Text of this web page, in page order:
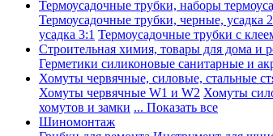
Термоусадочные трубки, наборы
Термоусадочные трубки, черные, усадка
усадка 3:1 Термоусадочные трубки с
Строительная химия, товары для дома и
Герметики силиконовые санитарные и
Хомуты червячные, силовые, стальные
Хомуты червячные W1 и W2 Хомуты
хомутов и замки ... Показать все
Шиномонтаж